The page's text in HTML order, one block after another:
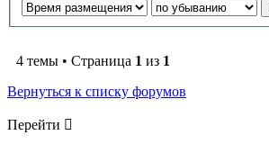
4 темы • Страница 1 из 1
Вернуться к списку форумов
Перейти